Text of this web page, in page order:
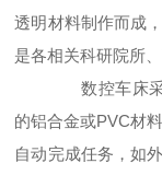
透明材料制作而成
是各相关科研院所
数控车床采
的铝合金或PVC材
自动完成任务，如